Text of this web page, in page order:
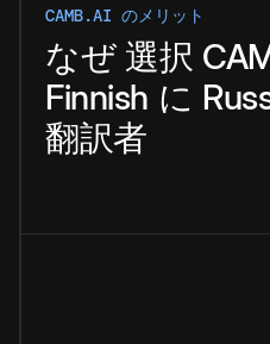
CAMB.AI のメリット
なぜ 選択
Finnish に
翻訳者